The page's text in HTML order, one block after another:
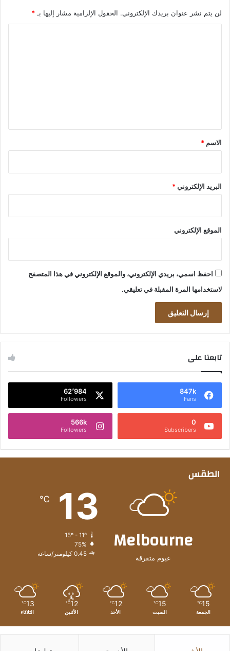
لن يتم نشر عنوان بريدك الإلكتروني. الحقول الإلزامية مشار إليها بـ *
*
الاسم *
البريد الإلكتروني*
الموقع الإلكتروني
احفظ اسمي، بريدي الإلكتروني، والموقع الإلكتروني في هذا المتصفح
لاستخدامها المرة المقبلة في تعليقي.
تابعنا على
847k
Fans
62٬984
Followers
0
Subscribers
566k
Followers
الطقس
Melbourne
غيوم متفرقة
13
℃
15º - 11º
75%
0.45 كيلومتر/ساعة
15
℃
الجمعة
15
℃
السبت
12
℃
الأحد
12
℃
الأثنين
13
℃
الثلاثاء